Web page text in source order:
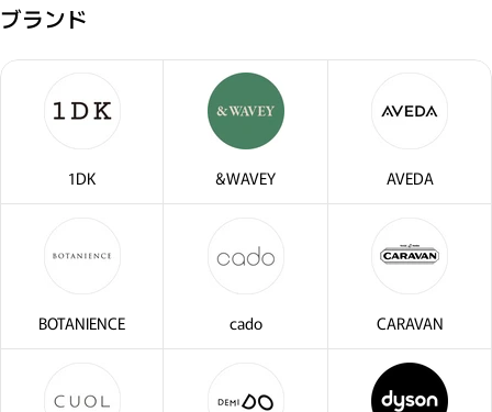
ブランド
1DK &WAVEY AVEDA
BOTANIENCE cado CARAVAN